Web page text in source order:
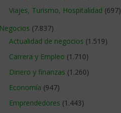
Viajes, Turismo, Hospitalidad (697)
Negocios (7.837)
Actualidad de negocios (1.519)
Carrera y Empleo (1.710)
Dinero y finanzas (1.260)
Economía (947)
Emprendedores (1.443)